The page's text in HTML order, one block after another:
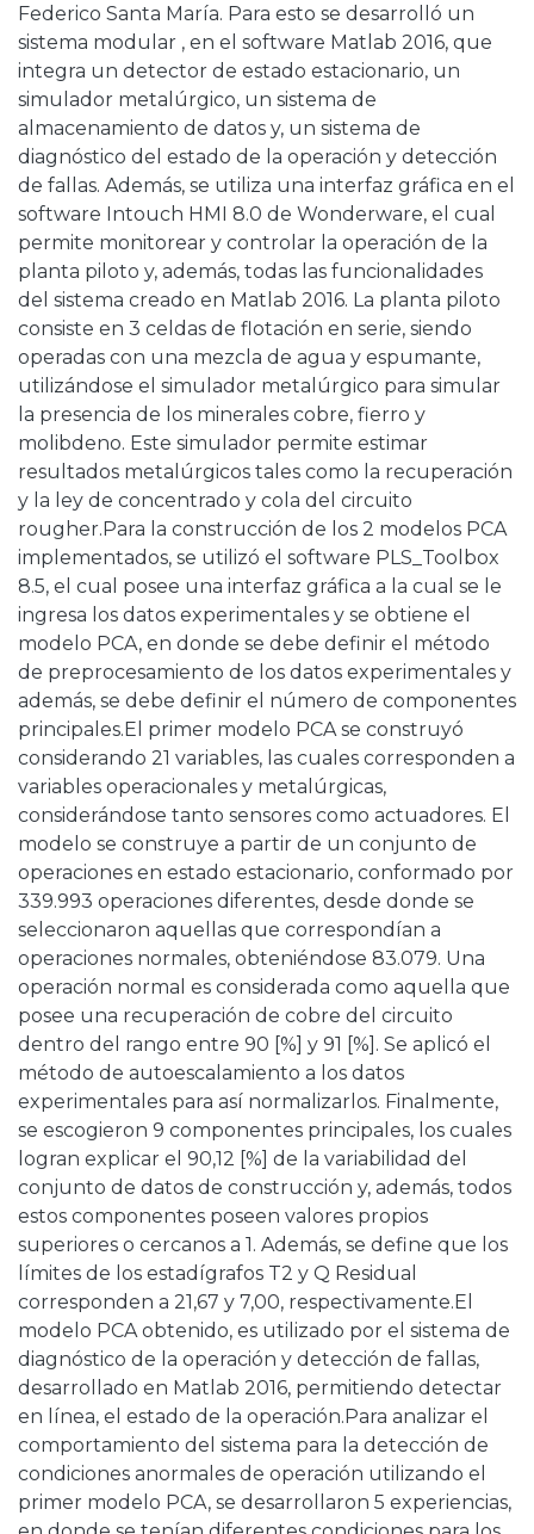
Federico Santa María. Para esto se desarrolló un
sistema modular , en el software Matlab 2016, que
integra un detector de estado estacionario, un
simulador metalúrgico, un sistema de
almacenamiento de datos y, un sistema de
diagnóstico del estado de la operación y detección
de fallas. Además, se utiliza una interfaz gráfica en el
software Intouch HMI 8.0 de Wonderware, el cual
permite monitorear y controlar la operación de la
planta piloto y, además, todas las funcionalidades
del sistema creado en Matlab 2016. La planta piloto
consiste en 3 celdas de flotación en serie, siendo
operadas con una mezcla de agua y espumante,
utilizándose el simulador metalúrgico para simular
la presencia de los minerales cobre, fierro y
molibdeno. Este simulador permite estimar
resultados metalúrgicos tales como la recuperación
y la ley de concentrado y cola del circuito
rougher.Para la construcción de los 2 modelos PCA
implementados, se utilizó el software PLS_Toolbox
8.5, el cual posee una interfaz gráfica a la cual se le
ingresa los datos experimentales y se obtiene el
modelo PCA, en donde se debe definir el método
de preprocesamiento de los datos experimentales y
además, se debe definir el número de componentes
principales.El primer modelo PCA se construyó
considerando 21 variables, las cuales corresponden a
variables operacionales y metalúrgicas,
considerándose tanto sensores como actuadores. El
modelo se construye a partir de un conjunto de
operaciones en estado estacionario, conformado por
339.993 operaciones diferentes, desde donde se
seleccionaron aquellas que correspondían a
operaciones normales, obteniéndose 83.079. Una
operación normal es considerada como aquella que
posee una recuperación de cobre del circuito
dentro del rango entre 90 [%] y 91 [%]. Se aplicó el
método de autoescalamiento a los datos
experimentales para así normalizarlos. Finalmente,
se escogieron 9 componentes principales, los cuales
logran explicar el 90,12 [%] de la variabilidad del
conjunto de datos de construcción y, además, todos
estos componentes poseen valores propios
superiores o cercanos a 1. Además, se define que los
límites de los estadígrafos T2 y Q Residual
corresponden a 21,67 y 7,00, respectivamente.El
modelo PCA obtenido, es utilizado por el sistema de
diagnóstico de la operación y detección de fallas,
desarrollado en Matlab 2016, permitiendo detectar
en línea, el estado de la operación.Para analizar el
comportamiento del sistema para la detección de
condiciones anormales de operación utilizando el
primer modelo PCA, se desarrollaron 5 experiencias,